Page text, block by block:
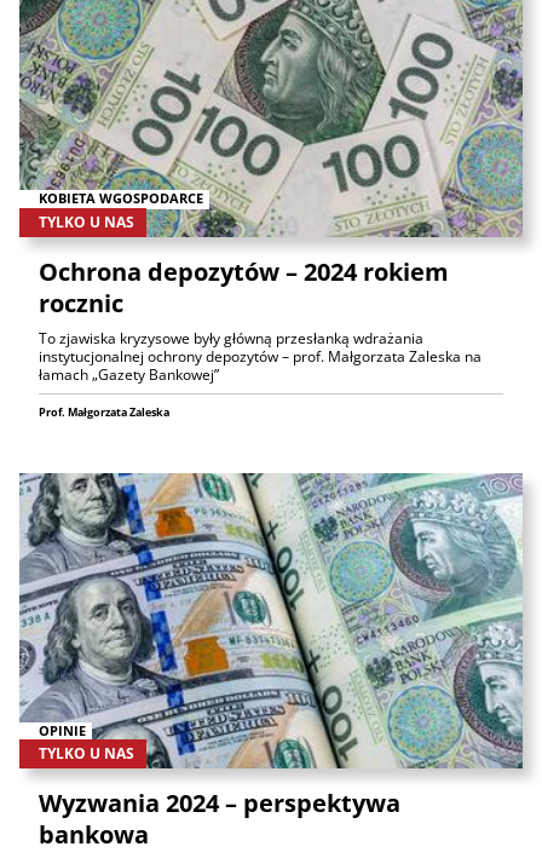
KOBIETA WGOSPODARCE
TYLKO U NAS
Ochrona depozytów – 2024 rokiem
rocznic
To zjawiska kryzysowe były główną przesłanką wdrażania
instytucjonalnej ochrony depozytów – prof. Małgorzata Zaleska na
łamach „Gazety Bankowej”
Prof. Małgorzata Zaleska
OPINIE
TYLKO U NAS
Wyzwania 2024 – perspektywa
bankowa